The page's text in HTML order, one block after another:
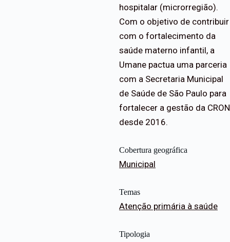
hospitalar (microrregião).
Com o objetivo de contribuir
com o fortalecimento da
saúde materno infantil, a
Umane pactua uma parceria
com a Secretaria Municipal
de Saúde de São Paulo para
fortalecer a gestão da CRON
desde 2016.
Cobertura geográfica
Municipal
Temas
Atenção primária à saúde
Tipologia